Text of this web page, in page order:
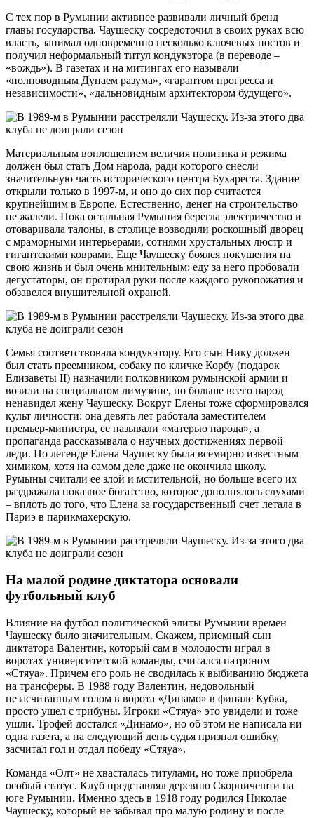
С тех пор в Румынии активнее развивали личный бренд
главы государства. Чаушеску сосредоточил в своих руках всю
власть, занимал одновременно несколько ключевых постов и
получил неформальный титул кондукэтора (в переводе –
«вождь»). В газетах и на митингах его называли
«полноводным Дунаем разума», «гарантом прогресса и
независимости», «дальновидным архитектором будущего».
Материальным воплощением величия политика и режима
должен был стать Дом народа, ради которого снесли
значительную часть исторического центра Бухареста. Здание
открыли только в 1997-м, и оно до сих пор считается
крупнейшим в Европе. Естественно, денег на строительство
не жалели. Пока остальная Румыния берегла электричество и
отоваривала талоны, в столице возводили роскошный дворец
с мраморными интерьерами, сотнями хрустальных люстр и
гигантскими коврами. Еще Чаушеску боялся покушения на
свою жизнь и был очень мнительным: еду за него пробовали
дегустаторы, он протирал руки после каждого рукопожатия и
обзавелся внушительной охраной.
Семья соответствовала кондукэтору. Его сын Нику должен
был стать преемником, собаку по кличке Корбу (подарок
Елизаветы II) назначили полковником румынской армии и
возили на специальном лимузине, но больше всего народ
ненавидел жену Чаушеску. Вокруг Елены тоже сформировался
культ личности: она девять лет работала заместителем
премьер-министра, ее называли «матерью народа», а
пропаганда рассказывала о научных достижениях первой
леди. По легенде Елена Чаушеску была всемирно известным
химиком, хотя на самом деле даже не окончила школу.
Румыны считали ее злой и мстительной, но больше всего их
раздражала показное богатство, которое дополнялось слухами
– вплоть до того, что Елена за государственный счет летала в
Париэ в парикмахерскую.
На малой родине диктатора основали
футбольный клуб
Влияние на футбол политической элиты Румынии времен
Чаушеску было значительным. Скажем, приемный сын
диктатора Валентин, который сам в молодости играл в
воротах университетской команды, считался патроном
«Стяуа». Причем его роль не сводилась к выбиванию бюджета
на трансферы. В 1988 году Валентин, недовольный
незасчитанным голом в ворота «Динамо» в финале Кубка,
просто ушел с трибуны. Игроки «Стяуа» это увидели и тоже
ушли. Трофей достался «Динамо», но об этом не написала ни
одна газета, а на следующий день судья признал ошибку,
засчитал гол и отдал победу «Стяуа».
Команда «Олт» не хвасталась титулами, но тоже приобрела
особый статус. Клуб представлял деревню Скорничешти на
юге Румынии. Именно здесь в 1918 году родился Николае
Чаушеску, который не забывал про малую родину и после